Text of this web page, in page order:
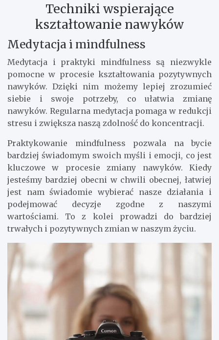
Techniki wspierające
kształtowanie nawyków
Medytacja i mindfulness
Medytacja i praktyki mindfulness są niezwykle
pomocne w procesie kształtowania pozytywnych
nawyków. Dzięki nim możemy lepiej zrozumieć
siebie i swoje potrzeby, co ułatwia zmianę
nawyków. Regularna medytacja pomaga w redukcji
stresu i zwiększa naszą zdolność do koncentracji.
Praktykowanie mindfulness pozwala na bycie
bardziej świadomym swoich myśli i emocji, co jest
kluczowe w procesie zmiany nawyków. Kiedy
jesteśmy bardziej obecni w chwili obecnej, łatwiej
jest nam świadomie wybierać nasze działania i
podejmować decyzje zgodne z naszymi
wartościami. To z kolei prowadzi do bardziej
trwałych i pozytywnych zmian w naszym życiu.